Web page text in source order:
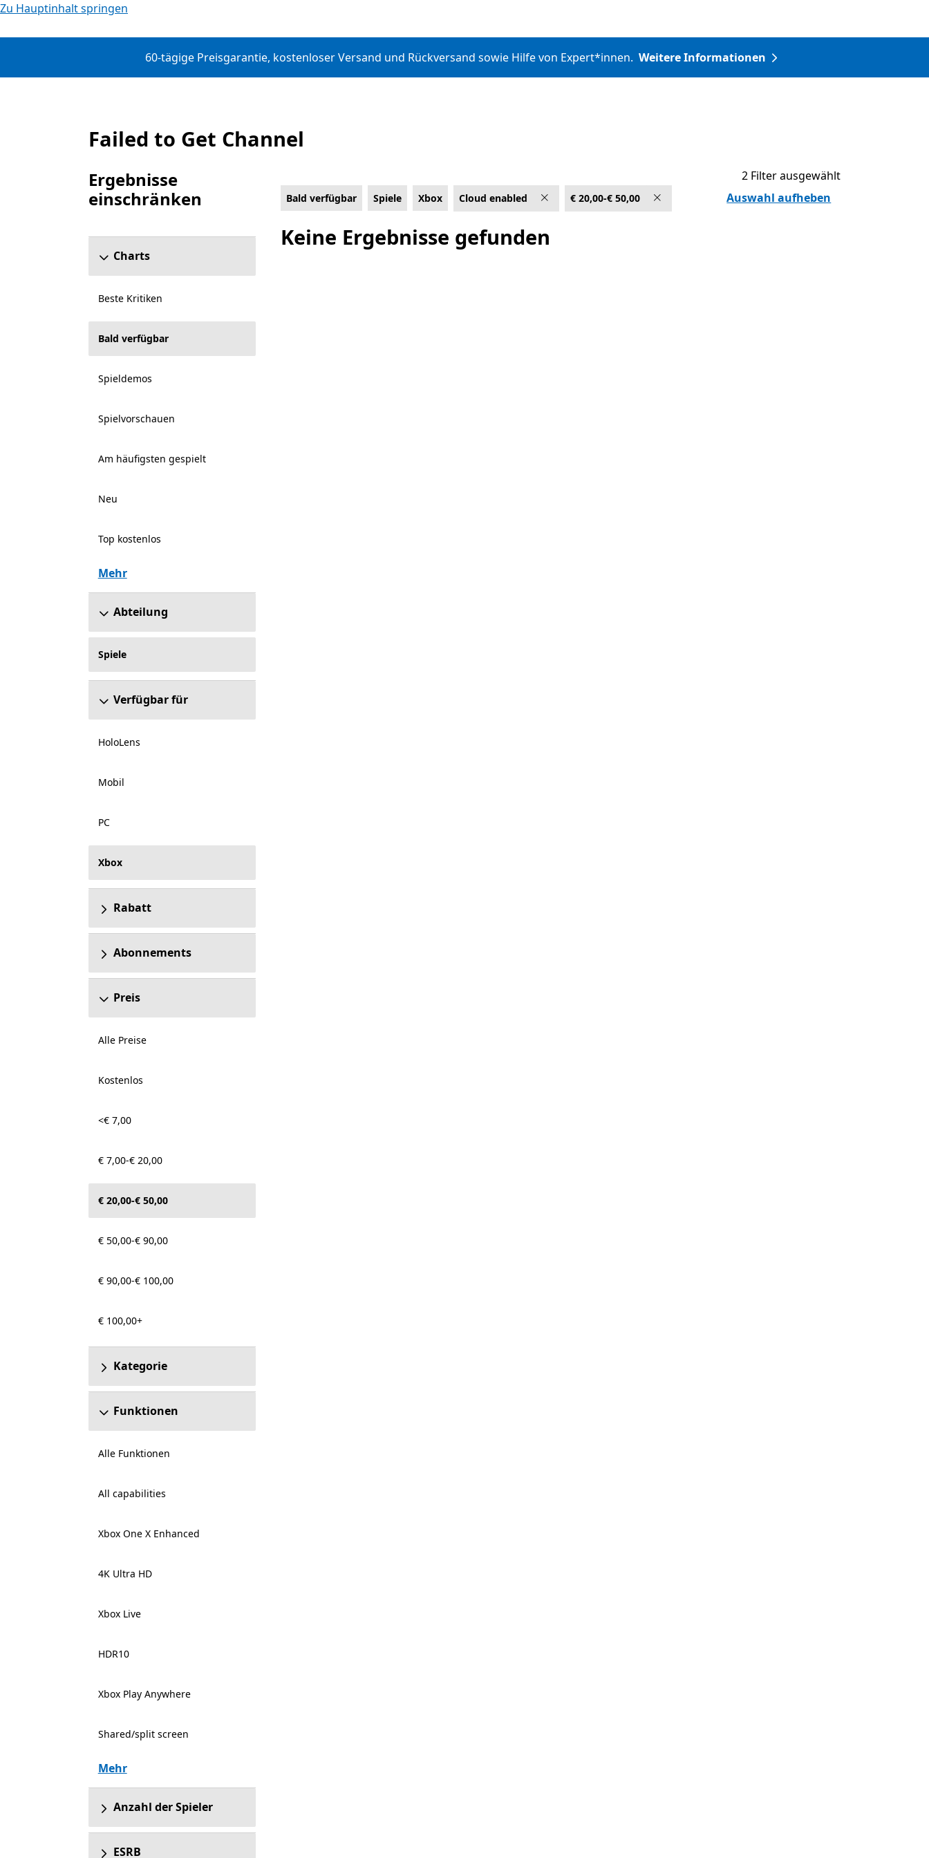
Zu Hauptinhalt springen
60-tägige Preisgarantie, kostenloser Versand und Rückversand sowie Hilfe von Expert*innen. Weitere Informationen
Bald verfügbar
Failed to Get Channel
Ergebnisse
einschränken
Abschnitt „Ergebnisse einschränken“ überspringen
Charts
Beste Kritiken
Bald verfügbar
Spieldemos
Spielvorschauen
Am häufigsten gespielt
Neu
Top kostenlos
Mehr
Abteilung
Spiele
Verfügbar für
HoloLens
Mobil
PC
Xbox
Rabatt
Abonnements
Preis
Alle Preise
Kostenlos
<€ 7,00
€ 7,00-€ 20,00
€ 20,00-€ 50,00
€ 50,00-€ 90,00
€ 90,00-€ 100,00
€ 100,00+
Kategorie
Funktionen
Alle Funktionen
All capabilities
Xbox One X Enhanced
4K Ultra HD
Xbox Live
HDR10
Xbox Play Anywhere
Shared/split screen
Mehr
Anzahl der Spieler
ESRB
Bald verfügbar Spiele Xbox Cloud enabled € 20,00-€ 50,00
2 Filter ausgewählt
Auswahl aufheben
Keine Ergebnisse gefunden